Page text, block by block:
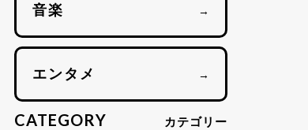
音楽 →
エンタメ →
CATEGORY カテゴリー